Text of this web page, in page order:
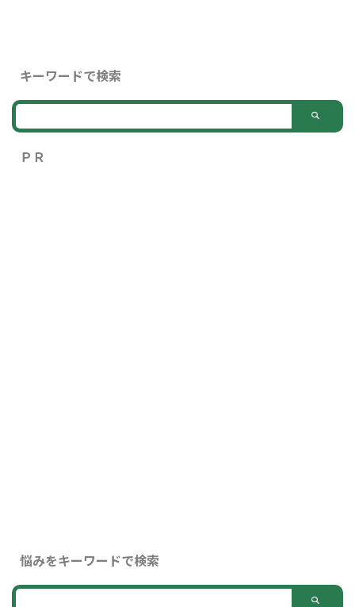
ッキング 1日の時間を細かくブロ
ック分けし、各タスクに時間を割
り当てる c) アイゼンハワーマト
度で分類し、優先順位をつける
キーワードで検索
ＰＲ
悩みをキーワードで検索